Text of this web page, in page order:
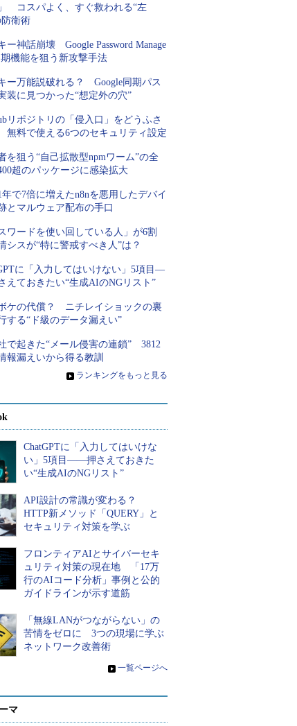
コスパよく、すぐ救われる“左
防衛術
ー神話崩壊 Google Password Manage
機能を狙う新攻撃手法
ー万能説破れる？ Google同期パス
装に見つかった“想定外の穴”
リポジトリの「侵入口」をどうふさ
無料で使える6つのセキュリティ設定
を狙う“自己拡散型npmワーム”の全
超のパッケージに感染拡大
年で7倍に増えたn8nを悪用したデバイ
とマルウェア配布の手口
ワードを使い回している人」が6割
スが“特に警戒すべき人”は？
に「入力してはいけない」5項目―
えておきたい“生成AIのNGリスト”
ケの代償？ ニチレイショックの裏
する“ド級のデータ漏えい”
で起きた“メール侵害の連鎖” 3812
報漏えいから得る教訓
» ランキングをもっと見る
ChatGPTに「入力してはいけな
い」5項目――押さえておきた
い“生成AIのNGリスト”
API設計の常識が変わる？
HTTP新メソッド「QUERY」と
セキュリティ対策を学ぶ
フロンティアAIとサイバーセキ
ュリティ対策の現在地 「17万
行のAIコード分析」事例と公的
ガイドラインが示す道筋
「無線LANがつながらない」の
苦情をゼロに 3つの現場に学ぶ
ネットワーク改善術
» 一覧ページへ
マ